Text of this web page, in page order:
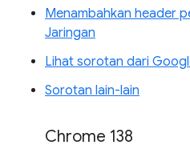
Menambahkan header
Jaringan
Lihat sorotan dari
Sorotan lain-lain
Chrome 138